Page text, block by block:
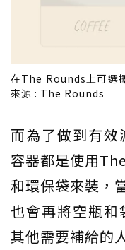
在The Rounds上可選
來源 : The Rounds
而為了做到有
容器都是使用
和環保袋來裝，
也會再將空瓶
其他需要補給的